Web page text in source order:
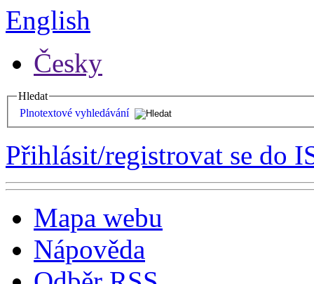
English
Česky
Hledat
Plnotextové vyhledávání
Přihlásit/registrovat se do
Mapa webu
Nápověda